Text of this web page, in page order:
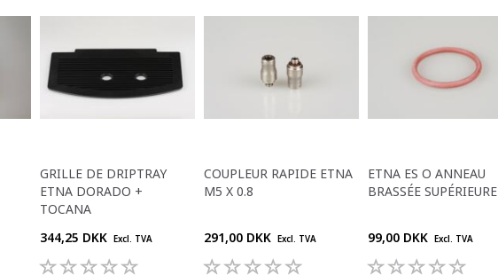
GRILLE DE DRIPTRAY
ETNA DORADO +
TOCANA
344,25 DKK Excl. TVA
COUPLEUR RAPIDE ETNA
M5 X 0.8
291,00 DKK Excl. TVA
ETNA ES O ANNEAU
BRASSÉE SUPÉRIEURE
99,00 DKK Excl. TVA